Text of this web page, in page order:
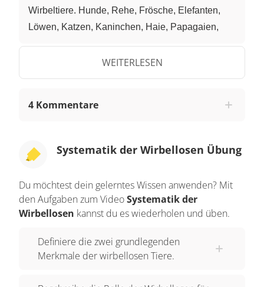
Wirbeltiere. Hunde, Rehe, Frösche, Elefanten,
Löwen, Katzen, Kaninchen, Haie, Papagaien,
Giraffen – what ever. Oder? An welche Tiere hast
du gedacht? Jedenfalls wahrscheinlich nicht an
wirbelLOSE Tiere wie Ringelwürmer, Zecken
wirbellose Tiere als Wirbeltiere. Sie machen mit
Wirbellose zeigen zwar gemeinsame Merkmale,
– allerdings enorm. So untergliedert sich der
Stamm der Wirbellosen in über dreißig Stämme.
ansehen, damit wir einen Eindruck davon
erhalten, wie vielfältig das Erscheinungsbild, die
WEITERLESEN
4 Kommentare
Systematik der Wirbellosen Übung
Du möchtest dein gelerntes Wissen anwenden? Mit
den Aufgaben zum VideoSystematik der
Wirbellosen kannst du es wiederholen und üben.
Definiere die zwei grundlegenden
Merkmale der wirbellosen Tiere.